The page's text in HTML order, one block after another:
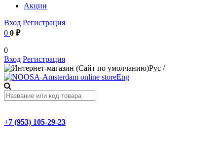
Акции
Вход Регистрация
0 0 ₽
0
Вход Регистрация
Рус /
Eng
+7 (953) 105-29-23